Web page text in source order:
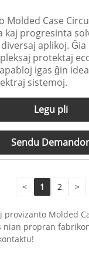
Molded Case
kaj progresinta
aplikoj.
protektaj
igas ĝin
sistemoj.
Legu pli
Sendu
< 1 2 >
provizanto Molded
nian propran